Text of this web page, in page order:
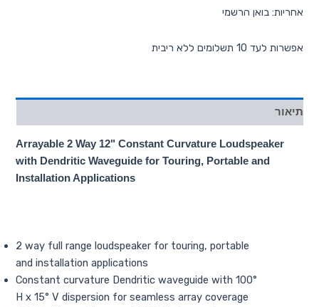
אחריות: בואן הרשמי
אפשרות לעד 10 תשלומים ללא ריבית
תיאור
Arrayable 2 Way 12" Constant Curvature Loudspeaker
with Dendritic Waveguide for Touring, Portable and
Installation Applications
2 way full range loudspeaker for touring, portable
and installation applications
Constant curvature Dendritic waveguide with 100°
H x 15° V dispersion for seamless array coverage